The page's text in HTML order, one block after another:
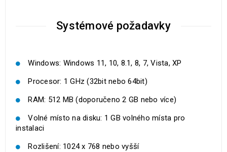
Systémové požadavky
Windows: Windows 11, 10, 8.1, 8, 7, Vista, XP
Procesor: 1 GHz (32bit nebo 64bit)
RAM: 512 MB (doporučeno 2 GB nebo více)
Volné místo na disku: 1 GB volného místa pro
instalaci
Rozlišení: 1024 x 768 nebo vyšší